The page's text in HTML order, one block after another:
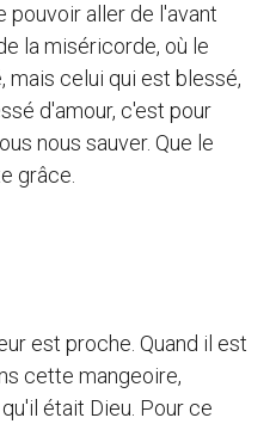
pouvoir aller de l'avant
la miséricorde, où le
mais celui qui est blessé,
d'amour, c'est pour
nous sauver. Que le
grâce.
est proche. Quand il est
cette mangeoire,
était Dieu. Pour ce